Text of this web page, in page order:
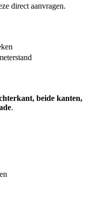
direct aanvragen.
beide kanten,
.